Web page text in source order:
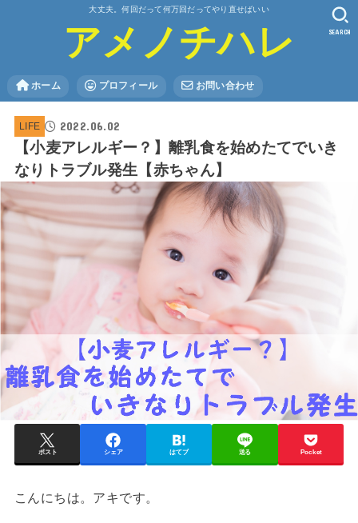
大丈夫。何回だって何万回だってやり直せばいい
アメノチハレ
ホーム プロフィール お問い合わせ
SEARCH
LIFE 2022.06.02
【小麦アレルギー？】離乳食を始めたてでいき
なりトラブル発生【赤ちゃん】
ポスト シェア はてブ 送る Pocket
こんにちは。アキです。